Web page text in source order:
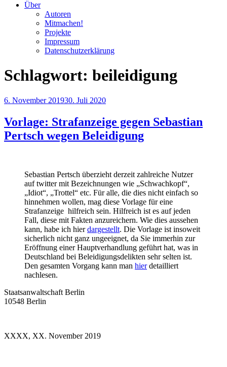
Über
Autoren
Mitmachen!
Projekte
Impressum
Datenschutzerklärung
Schlagwort: beileidigung
Veröffentlicht
6. November 201930. Juli 2020
Vorlage: Strafanzeige gegen Sebastian
Pertsch wegen Beleidigung
Sebastian Pertsch überzieht derzeit zahlreiche Nutzer
auf twitter mit Bezeichnungen wie „Schwachkopf“,
„Idiot“, „Trottel“ etc. Für alle, die dies nicht einfach so
hinnehmen wollen, mag diese Vorlage für eine
Strafanzeige hilfreich sein. Hilfreich ist es auf jeden
Fall, diese mit Fakten anzureichern. Wie dies aussehen
kann, habe ich hierdargestellt. Die Vorlage ist insoweit
sicherlich nicht ganz ungeeignet, da Sie immerhin zur
Eröffnung einer Hauptverhandlung geführt hat, was in
Deutschland bei Beleidigungsdelikten sehr selten ist.
Den gesamten Vorgang kann man hierdetailliert
nachlesen.
Staatsanwaltschaft Berlin
10548 Berlin
XXXX, XX. November 2019